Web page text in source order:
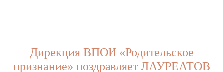
Дирекция ВПОИ «Родительское
признание» поздравляет ЛАУРЕАТОВ